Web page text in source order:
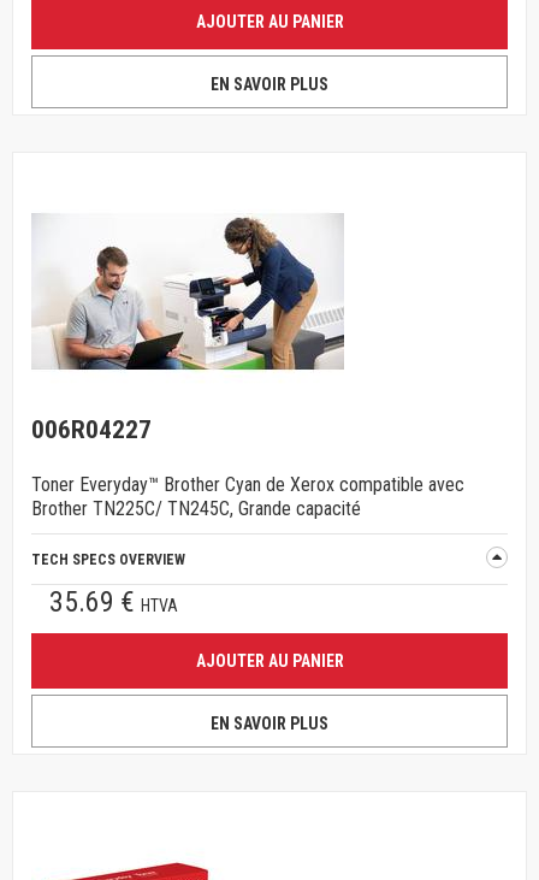
AJOUTER AU PANIER
EN SAVOIR PLUS
006R04227
Toner Everyday™ Brother Cyan de Xerox compatible avec
Brother TN225C/ TN245C, Grande capacité
TECH SPECS OVERVIEW
35.69 € HTVA
AJOUTER AU PANIER
EN SAVOIR PLUS